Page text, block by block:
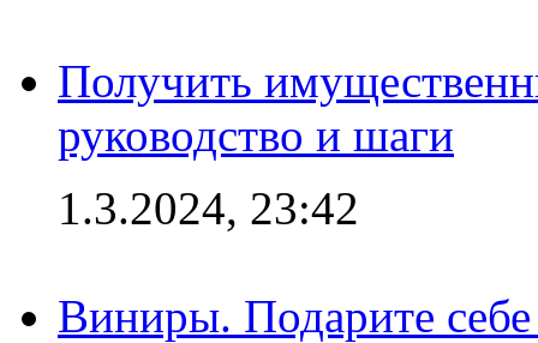
Получить
руководство и шаги
1.3.2024, 23:42
Виниры. Подарите